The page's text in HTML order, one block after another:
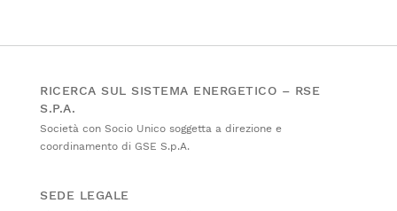
RICERCA SUL SISTEMA ENERGETICO – RSE
S.P.A.
Società con Socio Unico soggetta a direzione e
coordinamento di GSE S.p.A.
SEDE LEGALE